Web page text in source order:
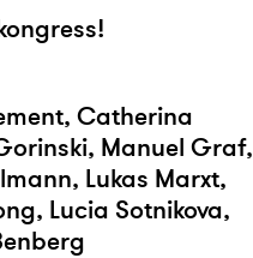
Catherina
Manuel Graf,
Lukas Marxt,
Lucia Sotnikova,